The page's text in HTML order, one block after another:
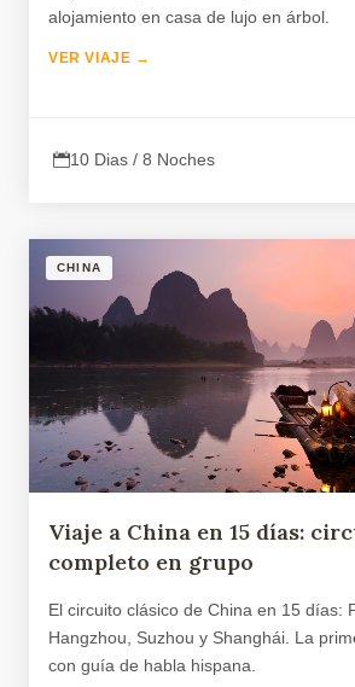
alojamiento en casa de lujo en árbol.
VER VIAJE →
10 Dias / 8 Noches
CHINA
Viaje a China en 15 días:
completo en grupo
El circuito clásico de China en 15 días:
Hangzhou, Suzhou y Shanghái. La
con guía de habla hispana.